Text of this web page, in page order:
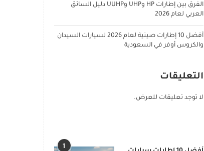
الفرق بين إطارات HP وUHP وUUHP دليل السائق
العربي لعام 2026
أفضل 10 إطارات صينية لعام 2026 لسيارات السيدان
والكروس أوفر في السعودية
التعليقات
لا توجد تعليقات للعرض.
1